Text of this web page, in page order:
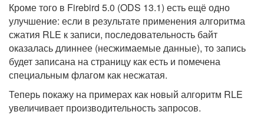
Кроме того в Firebird 5.0 (ODS 13.1) есть ещё одно
улучшение: если в результате применения алгоритма
сжатия RLE к записи, последовательность байт
оказалась длиннее (несжимаемые данные), то запись
будет записана на страницу как есть и помечена
специальным флагом как несжатая.
Теперь покажу на примерах как новый алгоритм RLE
увеличивает производительность запросов.